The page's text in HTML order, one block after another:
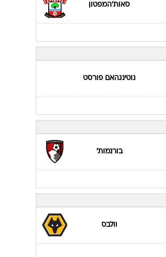
סאות'המפטון
נוטינגהאם פורסט
בורנמות'
וולבס